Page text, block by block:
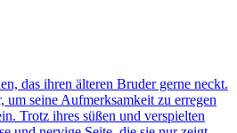
das ihren älteren Bruder gerne neckt.
um seine Aufmerksamkeit zu erregen
Trotz ihres süßen und verspielten